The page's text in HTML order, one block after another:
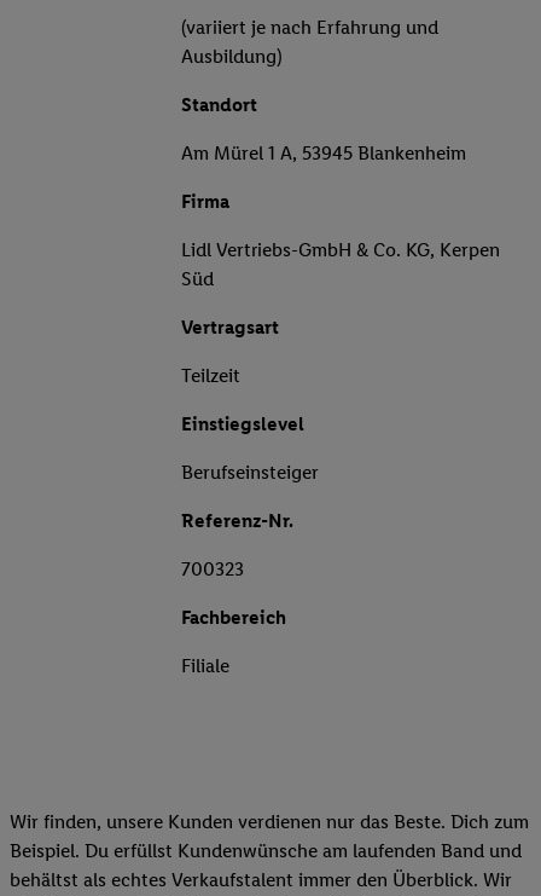
(variiert je nach Erfahrung und
Ausbildung)
Standort
Am Mürel 1 A, 53945 Blankenheim
Firma
Lidl Vertriebs-GmbH & Co. KG, Kerpen
Süd
Vertragsart
Teilzeit
Einstiegslevel
Berufseinsteiger
Referenz-Nr.
700323
Fachbereich
Filiale
Wir finden, unsere Kunden verdienen nur das Beste. Dich zum
Beispiel. Du erfüllst Kundenwünsche am laufenden Band und
behältst als echtes Verkaufstalent immer den Überblick. Wir